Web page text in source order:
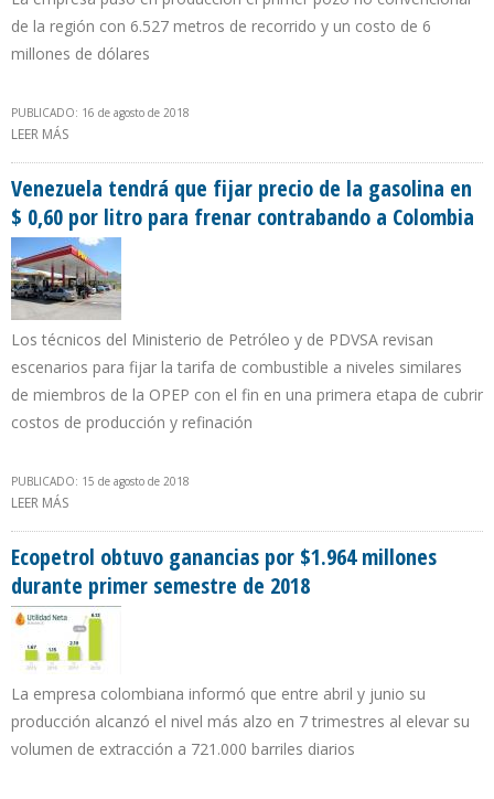
de la región con 6.527 metros de recorrido y un costo de 6
millones de dólares
PUBLICADO: 16 de agosto de 2018
LEER MÁS
Venezuela tendrá que fijar precio de la gasolina en
$ 0,60 por litro para frenar contrabando a Colombia
Los técnicos del Ministerio de Petróleo y de PDVSA revisan
escenarios para fijar la tarifa de combustible a niveles similares
de miembros de la OPEP con el fin en una primera etapa de cubrir
costos de producción y refinación
PUBLICADO: 15 de agosto de 2018
LEER MÁS
Ecopetrol obtuvo ganancias por $1.964 millones
durante primer semestre de 2018
La empresa colombiana informó que entre abril y junio su
producción alcanzó el nivel más alzo en 7 trimestres al elevar su
volumen de extracción a 721.000 barriles diarios